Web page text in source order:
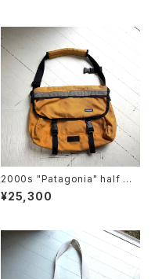
2000s "Patagonia" half ma
ss bag
¥25,300